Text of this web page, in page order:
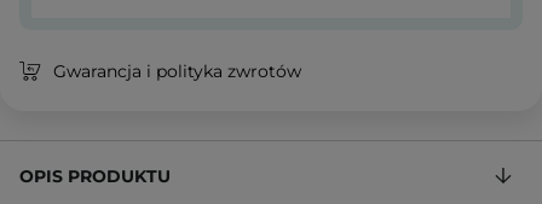
Gwarancja i polityka zwrotów
OPIS PRODUKTU